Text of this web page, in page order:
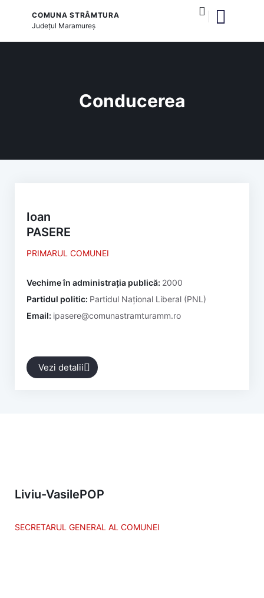
COMUNA STRÂMTURA
Județul Maramureș
Conducerea
Ioan
PASERE
PRIMARUL COMUNEI
Vechime în administrația publică: 2000
Partidul politic: Partidul Național Liberal (PNL)
Email: ipasere@comunastramturamm.ro
Vezi detalii
Liviu-VasilePOP
SECRETARUL GENERAL AL COMUNEI